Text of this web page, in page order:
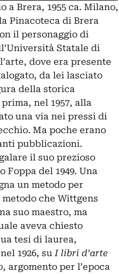
a Brera, 1955 ca. Milano,
Pinacoteca di Brera
il personaggio di
Statale di
dove era presente
da lei lasciato
della storica
nel 1957, alla
una via nei pressi di
Ma poche erano
pubblicazioni.
il suo prezioso
Foppa del 1949. Una
un metodo per
che Wittgens
suo maestro, ma
aveva chiesto
tesi di laurea,
1926, suI libri d’arte
, argomento per l’epoca